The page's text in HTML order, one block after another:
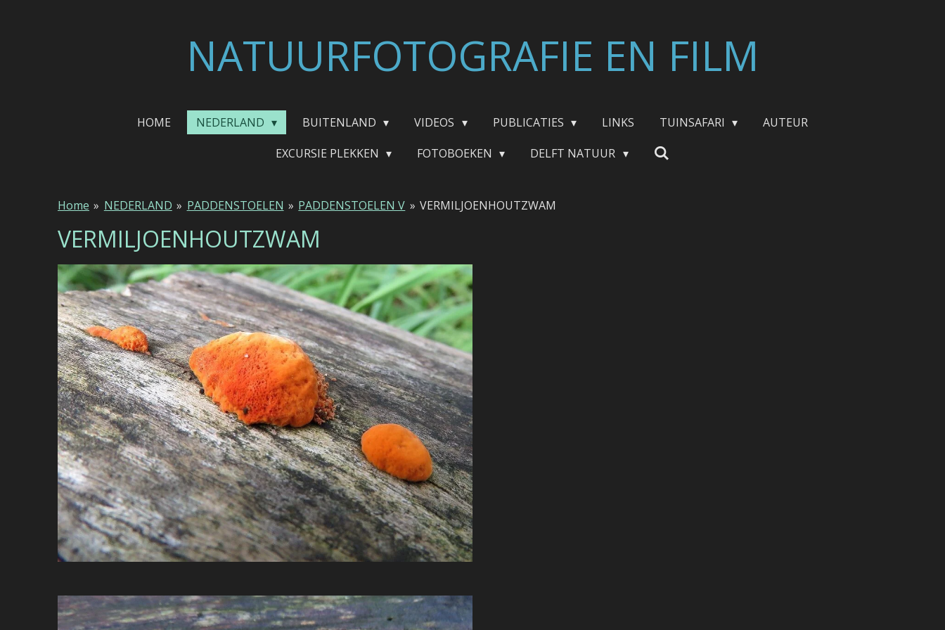
NATUURFOTOGRAFIE EN FILM
HOME NEDERLAND BUITENLAND VIDEOS PUBLICATIES LINKS TUINSAFARI
AUTEUR
EXCURSIE PLEKKEN
FOTOBOEKEN DELFT NATUUR
Home » NEDERLAND » PADDENSTOELEN » PADDENSTOELEN V » VERMILJOENHOUTZWAM
VERMILJOENHOUTZWAM